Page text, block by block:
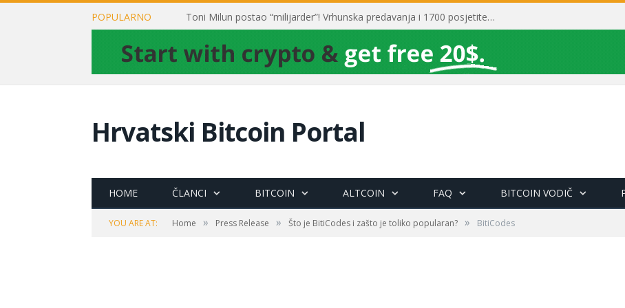
POPULARNO Toni Milun postao “milijarder”! Vrhunska predavanja i 1700 posjetitelja obilježili su mjesec financijske pismenosti
Hrvatski Bitcoin Portal
HOME ČLANCI BITCOIN ALTCOIN FAQ BITCOIN VODIČ
YOU ARE AT: Home » Press Release » Što je BitiCodes i zašto je toliko popularan? » BitiCodes